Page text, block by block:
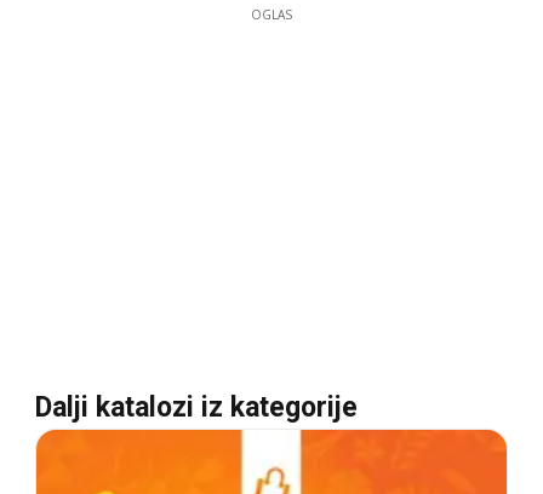
OGLAS
Dalji katalozi iz kategorije